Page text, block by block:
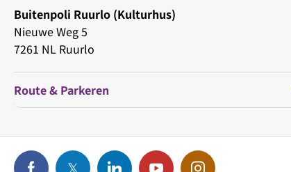
Buitenpoli Ruurlo (Kulturhus)
Nieuwe Weg 5
7261 NL Ruurlo
Route & Parkeren